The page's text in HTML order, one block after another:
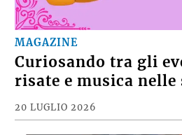
MAGAZINE
Curiosando tra gli
risate e musica nelle
20 LUGLIO 2026